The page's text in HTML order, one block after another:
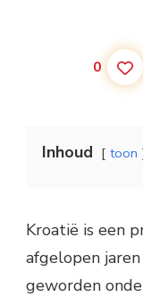
0
Inhoud toon
Kroatië is een
afgelopen
geworden